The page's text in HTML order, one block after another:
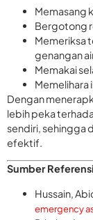
Memasang
Bergotong
Memeriksa
genangan
Memakai
Memelihara
Dengan
lebih peka
sendiri, sehingga
efektif.
Sumber
Hussain,
emergency